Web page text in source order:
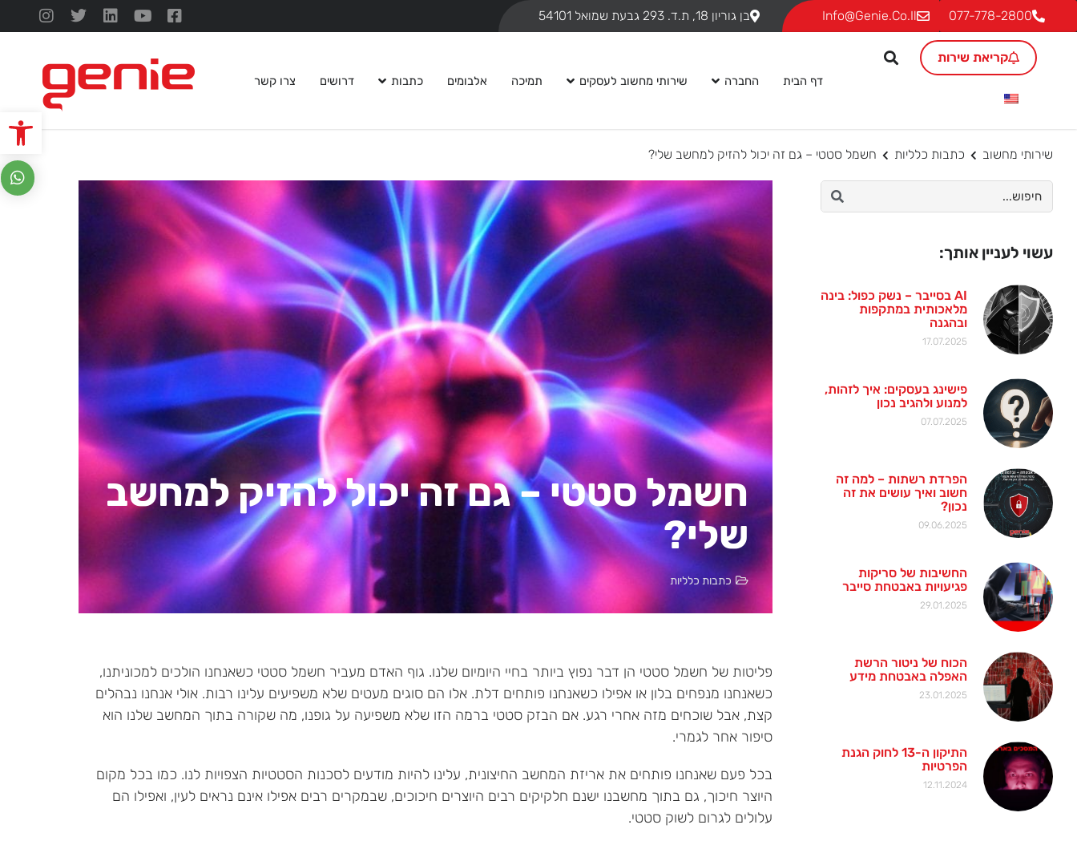
פתח
077-778-2800
Info@genie.co.il בן גוריון 18, ת.ד. 293 גבעת שמואל 54101
קריאת שירות
דף הבית החברה שירותי מחשוב לעסקים תמיכה אלבומים כתבות דרושים צרו קשר
שירותי מחשוב כתבות כלליות חשמל סטטי – גם זה יכול להזיק למחשב שלי?
עשוי לעניין אותך:
AI בסייבר – נשק כפול: בינה
מלאכותית במתקפות
ובהגנה
17.07.2025
פישינג בעסקים: איך לזהות,
למנוע ולהגיב נכון
07.07.2025
הפרדת רשתות – למה זה
חשוב ואיך עושים את זה
נכון?
09.06.2025
החשיבות של סריקות
פגיעויות באבטחת סייבר
29.01.2025
הכוח של ניטור הרשת
האפלה באבטחת מידע
23.01.2025
התיקון ה-13 לחוק הגנת
הפרטיות
12.11.2024
חשמל סטטי – גם זה יכול להזיק למחשב
שלי?
כתבות כלליות
פליטות של חשמל סטטי הן דבר נפוץ ביותר בחיי היומיום שלנו. גוף האדם מעביר חשמל סטטי כשאנחנו הולכים למכוניתנו,
כשאנחנו מנפחים בלון או אפילו כשאנחנו פותחים דלת. אלו הם סוגים מעטים שלא משפיעים עלינו רבות. אולי אנחנו נבהלים
קצת, אבל שוכחים מזה אחרי רגע. אם הבזק סטטי ברמה הזו שלא משפיעה על גופנו, מה שקורה בתוך המחשב שלנו הוא
סיפור אחר לגמרי.
בכל פעם שאנחנו פותחים את אריזת המחשב החיצונית, עלינו להיות מודעים לסכנות הסטטיות הצפויות לנו. כמו בכל מקום
היוצר חיכוך, גם בתוך מחשבנו ישנם חלקיקים רבים היוצרים חיכוכים, שבמקרים רבים אפילו אינם נראים לעין, ואפילו הם
עלולים לגרום לשוק סטטי.